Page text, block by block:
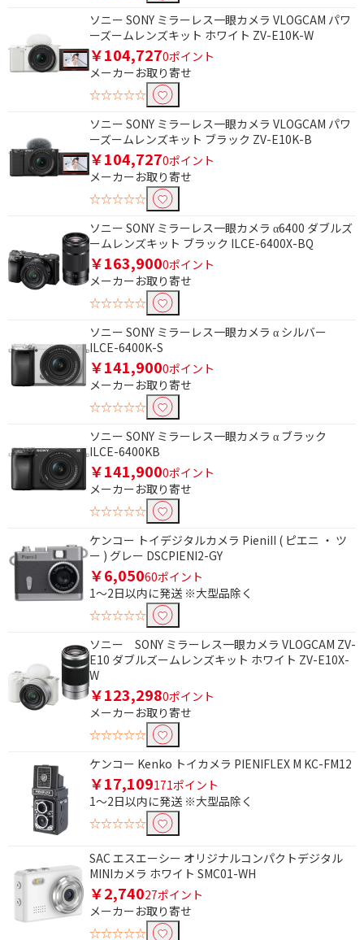
ソニー SONY ミラーレス一眼カメラ VLOGCAM パワ
ーズームレンズキット ホワイト ZV-E10K-W
￥104,7270ポイント
メーカーお取り寄せ
☆☆☆☆☆
ソニー SONY ミラーレス一眼カメラ VLOGCAM パワ
ーズームレンズキット ブラック ZV-E10K-B
￥104,7270ポイント
メーカーお取り寄せ
☆☆☆☆☆
ソニー SONY ミラーレス一眼カメラ α6400 ダブルズ
ームレンズキット ブラック ILCE-6400X-BQ
￥163,9000ポイント
メーカーお取り寄せ
☆☆☆☆☆
ソニー SONY ミラーレス一眼カメラ α シルバー
ILCE-6400K-S
￥141,9000ポイント
メーカーお取り寄せ
☆☆☆☆☆
ソニー SONY ミラーレス一眼カメラ α ブラック
ILCE-6400KB
￥141,9000ポイント
メーカーお取り寄せ
☆☆☆☆☆
ケンコー トイデジタルカメラ PieniII ( ピエニ ・ ツ
ー ) グレー DSCPIENI2-GY
￥6,05060ポイント
1～2日以内に発送 ※大型品除く
☆☆☆☆☆
ソニー SONY ミラーレス一眼カメラ VLOGCAM ZV-
E10 ダブルズームレンズキット ホワイト ZV-E10X-
W
￥123,2980ポイント
メーカーお取り寄せ
☆☆☆☆☆
ケンコー Kenko トイカメラ PIENIFLEX M KC-FM12
￥17,109171ポイント
1～2日以内に発送 ※大型品除く
☆☆☆☆☆
SAC エスエーシー オリジナルコンパクトデジタル
MINIカメラ ホワイト SMC01-WH
￥2,74027ポイント
メーカーお取り寄せ
☆☆☆☆☆
円
有効画素数で絞り込む
800万以下
最短撮影距離で絞り込む
～9mm
記録メディアで絞り込む
microSDカード
記録方式で絞り込む
デジタル式